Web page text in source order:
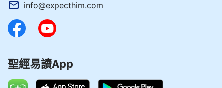
info@expecthim.com
聖經易讀App